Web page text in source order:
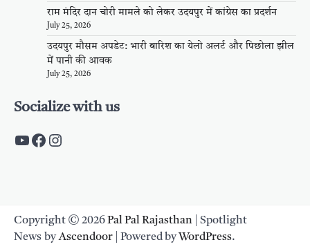
राम मंदिर दान चोरी मामले को लेकर उदयपुर में कांग्रेस का प्रदर्शन
July 25, 2026
उदयपुर मौसम अपडेट: भारी बारिश का येलो अलर्ट और पिछोला झील
में पानी की आवक
July 25, 2026
Socialize with us
https://www.youtube.com/c/
https://www.facebook.com/
Instagram
Copyright © 2026Pal Pal Rajasthan | Spotlight
News byAscendoor | Powered byWordPress.